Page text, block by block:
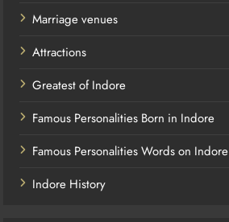
Marriage venues
Attractions
Greatest of Indore
Famous Personalities Born in Indore
Famous Personalities Words on Indore
Indore History